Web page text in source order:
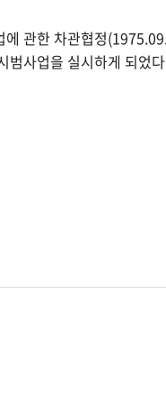
관한 차관협정
범사업을 실시하게 되었